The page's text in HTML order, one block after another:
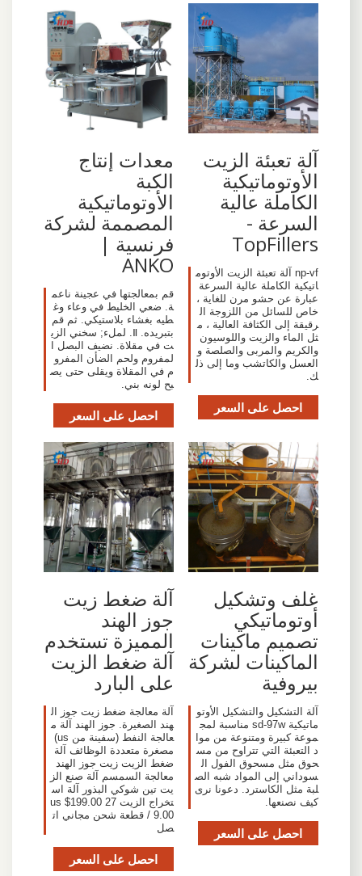
آلة تعبئة الزيت
الأوتوماتيكية
الكاملة عالية
السرعة -
TopFillers
np-vf آلة تعبئة الزيت الأوتوم
اتيكية الكاملة عالية السرعة
عبارة عن حشو مرن للغاية ،
خاص للسائل من اللزوجة ال
رقيقة إلى الكثافة العالية ، م
ثل الماء والزيت واللوسيون
والكريم والمربى والصلصة و
العسل والكاتشب وما إلى ذل
ك.
احصل على السعر
معدات إنتاج
الكبة
الأوتوماتيكية
المصممة لشركة
فرنسية |
ANKO
قم بمعالجتها في عجينة ناعم
ة. ضعي الخليط في وعاء وغ
طيه بغشاء بلاستيكي. ثم قم
بتبريده. Ⅱ. لملء; سخني الزي
ت في مقلاة. نضيف البصل ا
لمفروم ولحم الضأن المفرو
م في المقلاة ويقلى حتى يص
بح لونه بني.
احصل على السعر
غلف وتشكيل
أوتوماتيكي
تصميم ماكينات
الماكينات لشركة
بيروفية
آلة التشكيل والتشكيل الأوتو
ماتيكية sd-97w مناسبة لمج
موعة كبيرة ومتنوعة من موا
د التعبئة التي تتراوح من مس
حوق مثل مسحوق الفول ال
سوداني إلى المواد شبه الص
لبة مثل الكاسترد. دعونا نرى
كيف نصنعها.
احصل على السعر
آلة ضغط زيت
جوز الهند
المميزة تستخدم
آلة ضغط الزيت
على البارد
آلة معالجة ضغط زيت جوز ال
هند الصغيرة. جوز الهند آلة م
عالجة النفط (سفينة من us)
مصغرة متعددة الوظائف آلة
ضغط الزيت زيت جوز الهند
معالجة السمسم آلة صنع الز
يت تين شوكي البذور آلة اس
تخراج الزيت us $199.00 27
9.00 / قطعة شحن مجاني ات
صل
احصل على السعر